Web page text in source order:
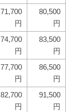
71,700
円
80,500
円
74,700
円
83,500
円
77,700
円
86,500
円
82,700
円
91,500
円